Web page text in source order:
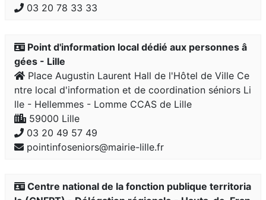
03 20 78 33 33
Point d'information local dédié aux personnes â
gées - Lille
Place Augustin Laurent Hall de l'Hôtel de Ville Ce
ntre local d'information et de coordination séniors Li
lle - Hellemmes - Lomme CCAS de Lille
59000 Lille
03 20 49 57 49
pointinfoseniors@mairie-lille.fr
Centre national de la fonction publique territoria